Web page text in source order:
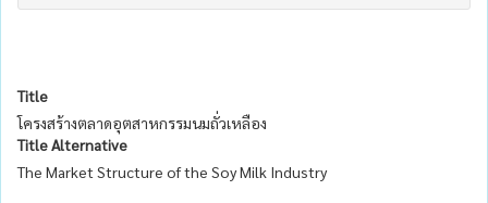
Title
โครงสร้างตลาดอุตสาหกรรมนมถั่วเหลือง
Title Alternative
The Market Structure of the Soy Milk Industry